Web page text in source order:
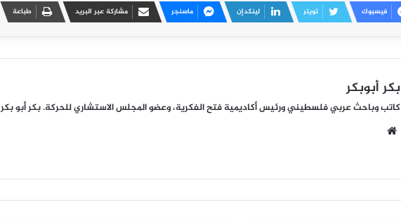
فيسبوك تويتر لينكدإن ماسنجر مشاركة عبر البريد طباعة
بكر أبوبكر
كاتب وباحث عربي فلسطيني ورئيس أكاديمية فتح الفكرية، وعضو المجلس الاستشاري للحركة. بكر أبو بكر
ع
ا